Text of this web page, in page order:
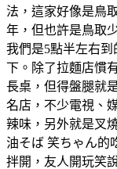
法，這家好像是鳥
年，但也許是鳥取
我們是5點半左右
下。除了拉麵店慣
長桌，但得盤腿就
名店，不少電視、
辣味，另外就是叉
油そば 笑ちゃん的
拌開，友人開玩笑